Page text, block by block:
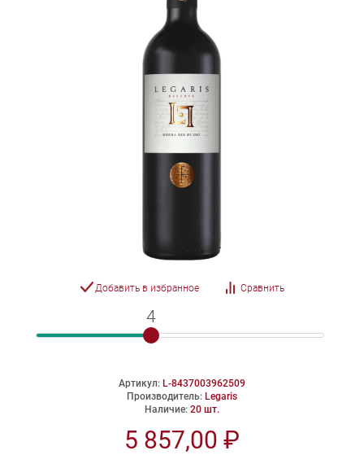
Добавить в избранное Сравнить
4
4
Артикул: L-8437003962509
Производитель: Legaris
Наличие: 20 шт.
5 857,00 ₽